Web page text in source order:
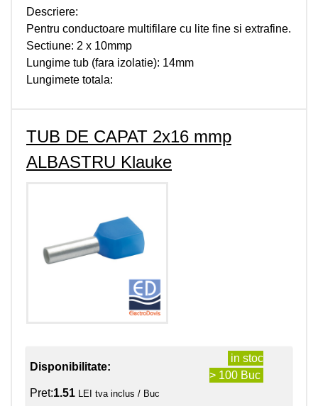
Descriere:
Pentru conductoare multifilare cu lite fine si extrafine.
Sectiune: 2 x 10mmp
Lungime tub (fara izolatie): 14mm
Lungimete totala:
TUB DE CAPAT 2x16 mmp
ALBASTRU Klauke
Disponibilitate:
in stoc
> 100 Buc
Pret:1.51 LEI tva inclus / Buc